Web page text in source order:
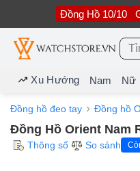
nội
dung
Đồng Hồ 10/10
Tìm
Xu Hướng Nam Nữ
Đồng hồ đeo tay Đồng hồ
Đồng Hồ Orient Nam
Thông số So sánh